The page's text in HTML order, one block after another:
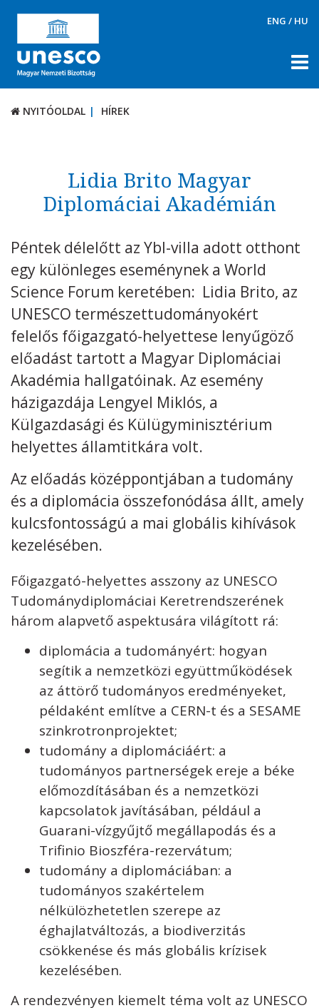
ENG / HU
NYITÓOLDAL HÍREK
DOKUMENTUMTÁR
KAPCSOLAT
Kövess minket unescohungary
Adatkezelési tájékoztató Impresszum
Technikai információk
NYITÓOLDAL HÍREK
Lidia Brito Magyar
Diplomáciai Akadémián
Péntek délelőtt az Ybl-villa adott otthont
egy különleges eseménynek a World
Science Forum keretében: Lidia Brito, az
UNESCO természettudományokért
felelős főigazgató-helyettese lenyűgöző
előadást tartott a Magyar Diplomáciai
Akadémia hallgatóinak. Az esemény
házigazdája Lengyel Miklós, a
Külgazdasági és Külügyminisztérium
helyettes államtitkára volt.
Az előadás középpontjában a tudomány
és a diplomácia összefonódása állt, amely
kulcsfontosságú a mai globális kihívások
kezelésében.
Főigazgató-helyettes asszony az UNESCO
Tudománydiplomáciai Keretrendszerének
három alapvető aspektusára világított rá:
diplomácia a tudományért: hogyan
segítik a nemzetközi együttműködések
az áttörő tudományos eredményeket,
példaként említve a CERN-t és a SESAME
szinkrotronprojektet;
tudomány a diplomáciáért: a
tudományos partnerségek ereje a béke
előmozdításában és a nemzetközi
kapcsolatok javításában, például a
Guarani-vízgyűjtő megállapodás és a
Trifinio Bioszféra-rezervátum;
tudomány a diplomáciában: a
tudományos szakértelem
nélkülözhetetlen szerepe az
éghajlatváltozás, a biodiverzitás
csökkenése és más globális krízisek
kezelésében.
A rendezvényen kiemelt téma volt az UNESCO